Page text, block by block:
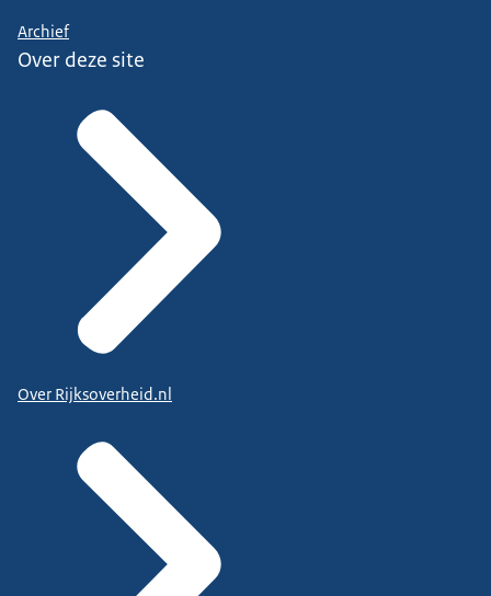
Archief
Over deze site
Over Rijksoverheid.nl